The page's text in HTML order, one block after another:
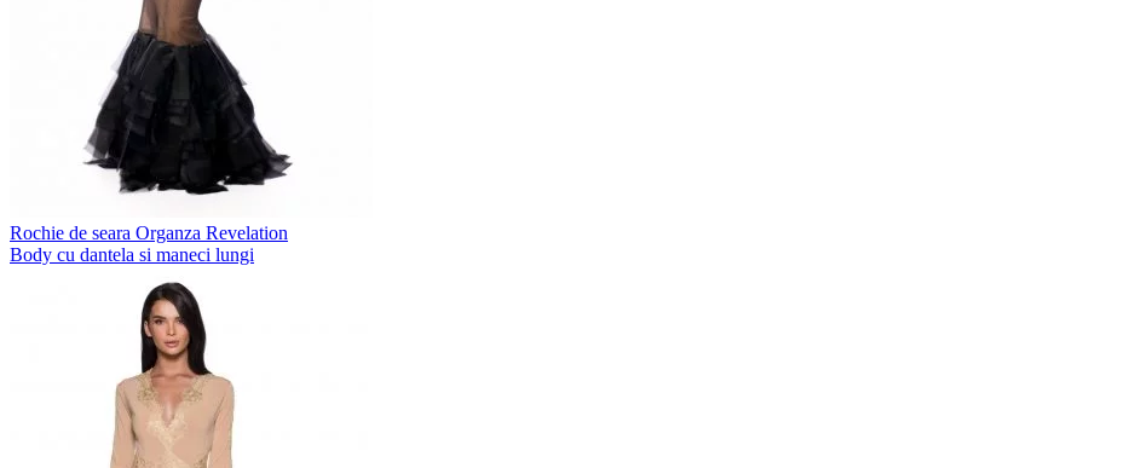
Rochie de seara Organza Revelation
Body cu dantela si maneci lungi